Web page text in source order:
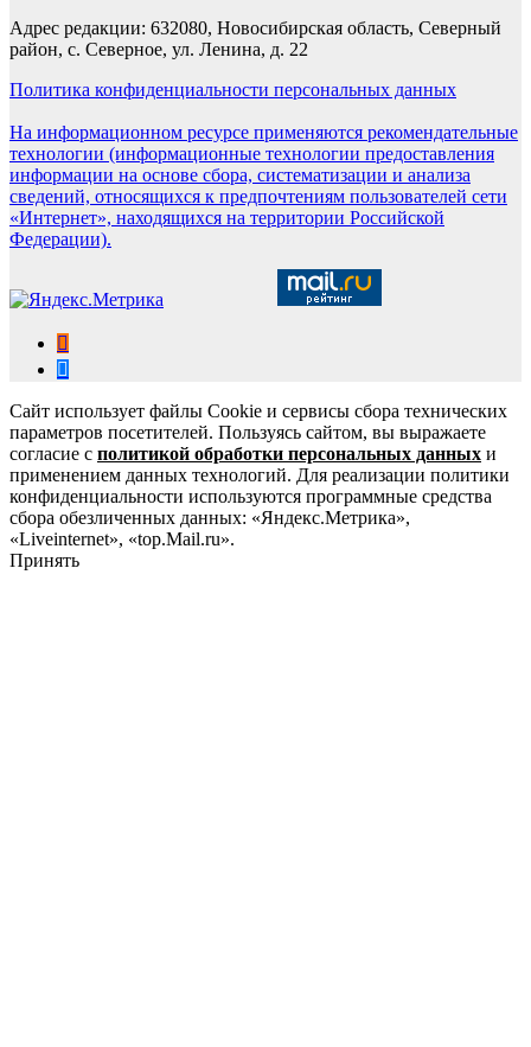
Адрес редакции: 632080, Новосибирская область, Северный
район, с. Северное, ул. Ленина, д. 22
Политика конфиденциальности персональных данных
На информационном ресурсе применяются рекомендательные
технологии (информационные технологии предоставления
информации на основе сбора, систематизации и анализа
сведений, относящихся к предпочтениям пользователей сети
«Интернет», находящихся на территории Российской
Федерации).
Сайт использует файлы Cookie и сервисы сбора технических
параметров посетителей. Пользуясь сайтом, вы выражаете
согласие с политикой обработки персональных данных и
применением данных технологий. Для реализации политики
конфиденциальности используются программные средства
сбора обезличенных данных: «Яндекс.Метрика»,
«Liveinternet», «top.Mail.ru».
Принять